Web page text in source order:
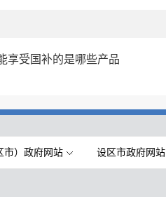
享受国补的是哪些产品
市）政府网站 设区市政府网站